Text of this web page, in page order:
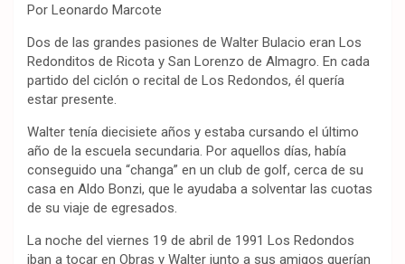
Por Leonardo Marcote
Dos de las grandes pasiones de Walter Bulacio eran Los
Redonditos de Ricota y San Lorenzo de Almagro. En cada
partido del ciclón o recital de Los Redondos, él quería
estar presente.
Walter tenía diecisiete años y estaba cursando el último
año de la escuela secundaria. Por aquellos días, había
conseguido una “changa” en un club de golf, cerca de su
casa en Aldo Bonzi, que le ayudaba a solventar las cuotas
de su viaje de egresados.
La noche del viernes 19 de abril de 1991 Los Redondos
iban a tocar en Obras y Walter junto a sus amigos querían